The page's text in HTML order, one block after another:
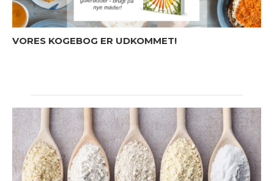
VORES KOGEBOG ER UDKOMMET!